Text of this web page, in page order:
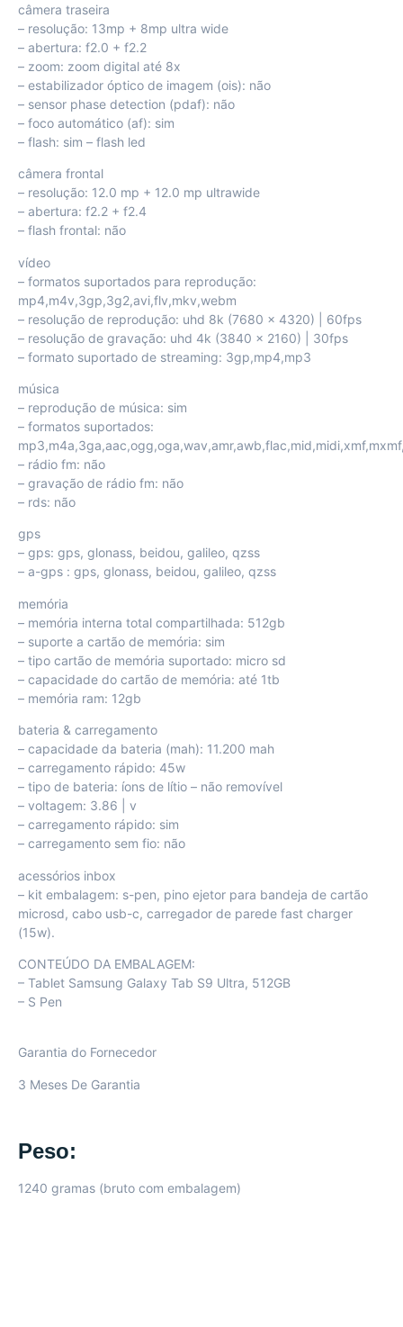
câmera traseira
– resolução: 13mp + 8mp ultra wide
– abertura: f2.0 + f2.2
– zoom: zoom digital até 8x
– estabilizador óptico de imagem (ois): não
– sensor phase detection (pdaf): não
– foco automático (af): sim
– flash: sim – flash led
câmera frontal
– resolução: 12.0 mp + 12.0 mp ultrawide
– abertura: f2.2 + f2.4
– flash frontal: não
vídeo
– formatos suportados para reprodução:
mp4,m4v,3gp,3g2,avi,flv,mkv,webm
– resolução de reprodução: uhd 8k (7680 x 4320) | 60fps
– resolução de gravação: uhd 4k (3840 x 2160) | 30fps
– formato suportado de streaming: 3gp,mp4,mp3
música
– reprodução de música: sim
– formatos suportados:
– rádio fm: não
– gravação de rádio fm: não
– rds: não
gps
– gps: gps, glonass, beidou, galileo, qzss
– a-gps : gps, glonass, beidou, galileo, qzss
memória
– memória interna total compartilhada: 512gb
– suporte a cartão de memória: sim
– tipo cartão de memória suportado: micro sd
– capacidade do cartão de memória: até 1tb
– memória ram: 12gb
bateria & carregamento
– capacidade da bateria (mah): 11.200 mah
– carregamento rápido: 45w
– tipo de bateria: íons de lítio – não removível
– voltagem: 3.86 | v
– carregamento rápido: sim
– carregamento sem fio: não
acessórios inbox
– kit embalagem: s-pen, pino ejetor para bandeja de cartão
microsd, cabo usb-c, carregador de parede fast charger
(15w).
CONTEÚDO DA EMBALAGEM:
– Tablet Samsung Galaxy Tab S9 Ultra, 512GB
– S Pen
Garantia do Fornecedor
3 Meses De Garantia
Peso:
1240 gramas (bruto com embalagem)